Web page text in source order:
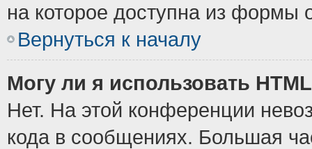
на которое доступна из формы
Вернуться к началу
Могу ли я использовать
Нет. На этой конференции
кода в сообщениях. Большая